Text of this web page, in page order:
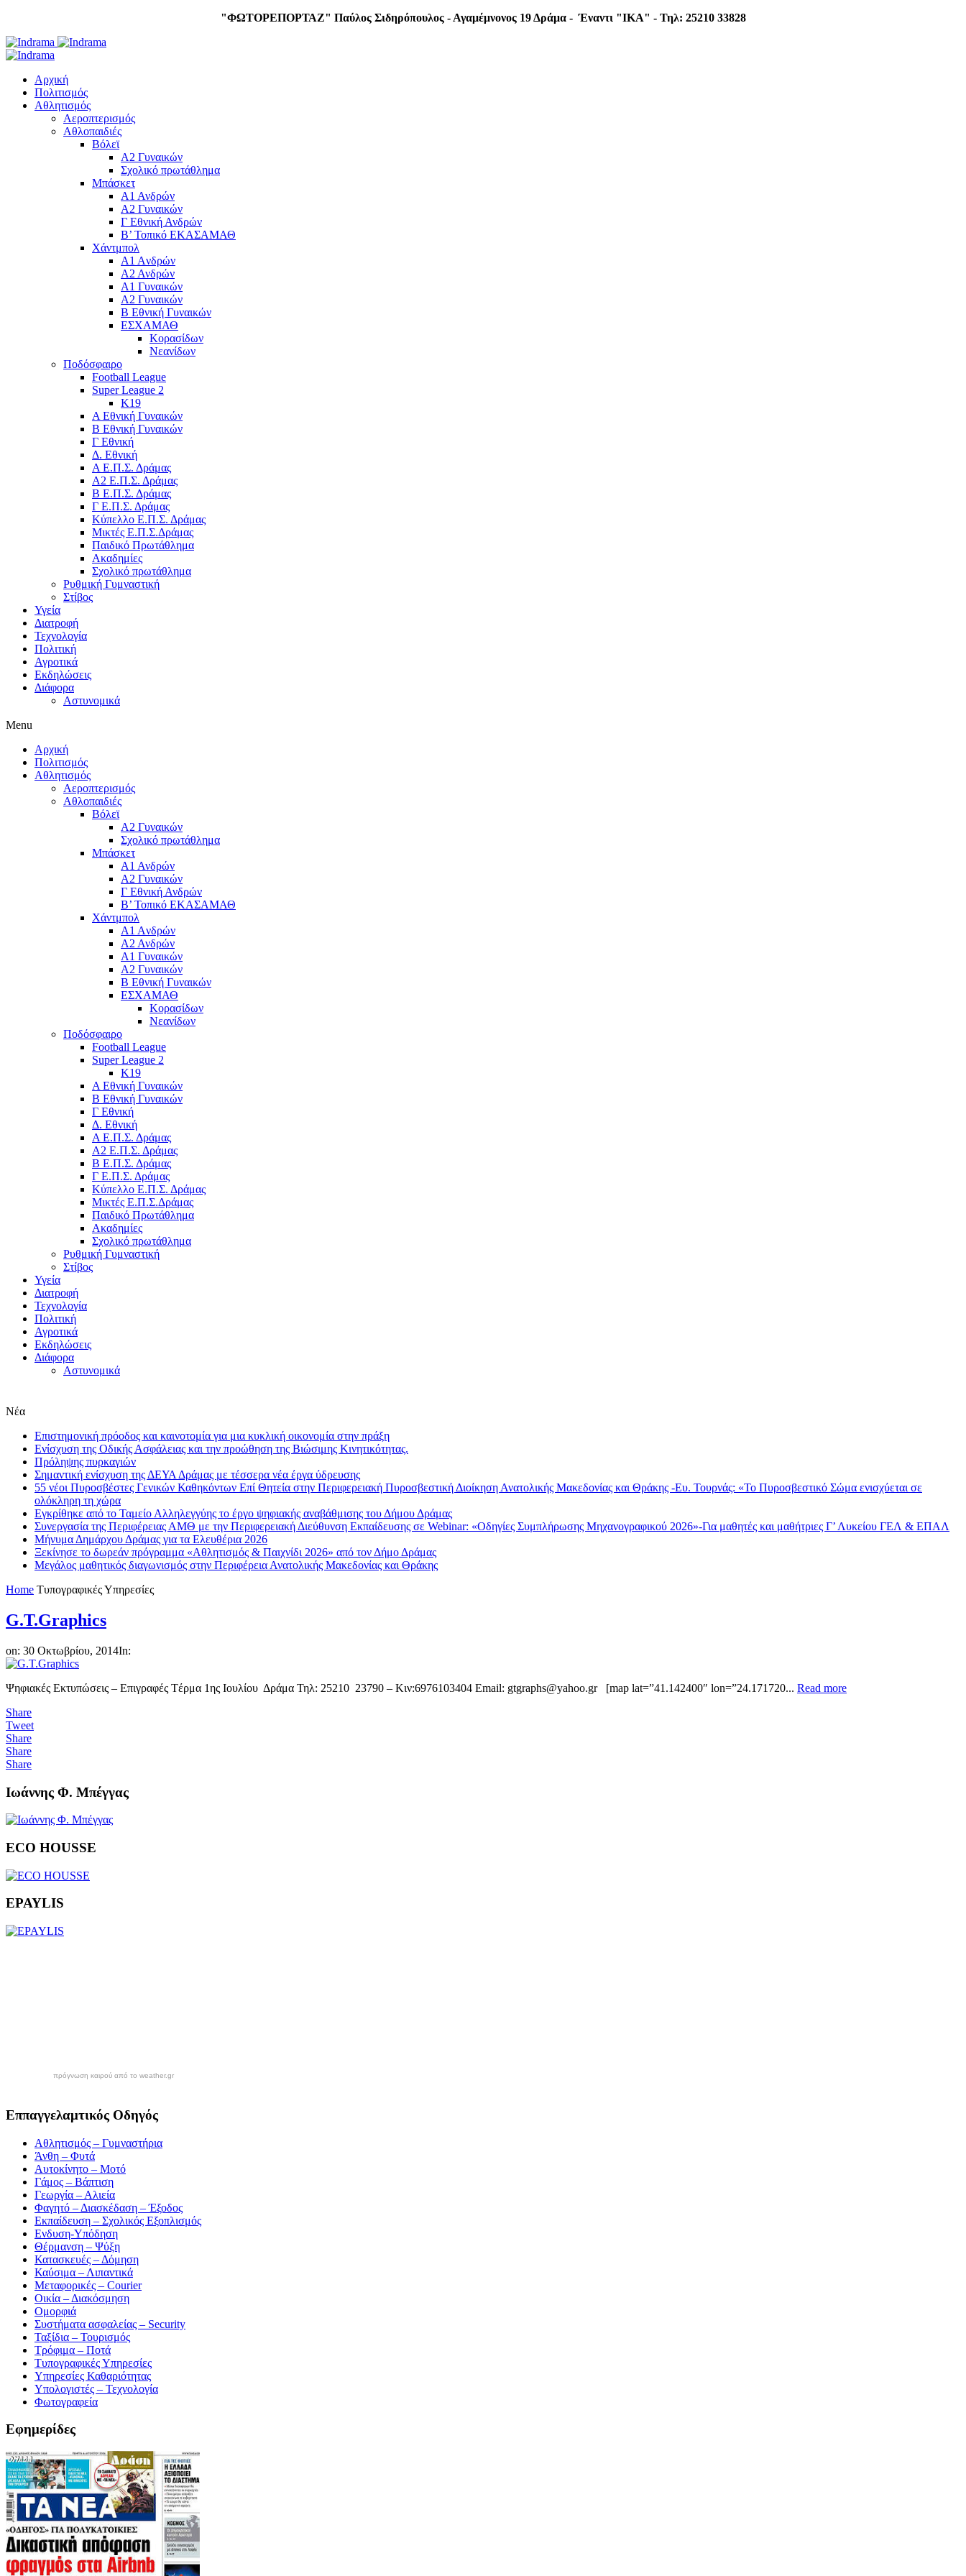
"ΦΩΤΟΡΕΠΟΡΤΑΖ" Παύλος Σιδηρόπουλος - Αγαμέμνονος 19 Δράμα - Έναντι "IKA" - Τηλ: 25210 33828
Αρχική
Πολιτισμός
Αθλητισμός
Αεροπτερισμός
Αθλοπαιδιές
Βόλεϊ
Α2 Γυναικών
Σχολικό πρωτάθλημα
Μπάσκετ
Α1 Ανδρών
Α2 Γυναικών
Γ Εθνική Ανδρών
Β’ Τοπικό ΕΚΑΣΑΜΑΘ
Χάντμπολ
A1 Aνδρών
Α2 Ανδρών
Α1 Γυναικών
Α2 Γυναικών
Β Εθνική Γυναικών
ΕΣΧΑΜΑΘ
Κορασίδων
Νεανίδων
Ποδόσφαιρο
Football League
Super League 2
Κ19
A Εθνική Γυναικών
Β Εθνική Γυναικών
Γ Εθνική
Δ. Εθνική
Α Ε.Π.Σ. Δράμας
Α2 Ε.Π.Σ. Δράμας
Β Ε.Π.Σ. Δράμας
Γ Ε.Π.Σ. Δράμας
Κύπελλο Ε.Π.Σ. Δράμας
Μικτές Ε.Π.Σ.Δράμας
Παιδικό Πρωτάθλημα
Ακαδημίες
Σχολικό πρωτάθλημα
Ρυθμική Γυμναστική
Στίβος
Υγεία
Διατροφή
Τεχνολογία
Πολιτική
Αγροτικά
Εκδηλώσεις
Διάφορα
Αστυνομικά
Menu
Αρχική
Πολιτισμός
Αθλητισμός
Αεροπτερισμός
Αθλοπαιδιές
Βόλεϊ
Α2 Γυναικών
Σχολικό πρωτάθλημα
Μπάσκετ
Α1 Ανδρών
Α2 Γυναικών
Γ Εθνική Ανδρών
Β’ Τοπικό ΕΚΑΣΑΜΑΘ
Χάντμπολ
A1 Aνδρών
Α2 Ανδρών
Α1 Γυναικών
Α2 Γυναικών
Β Εθνική Γυναικών
ΕΣΧΑΜΑΘ
Κορασίδων
Νεανίδων
Ποδόσφαιρο
Football League
Super League 2
Κ19
A Εθνική Γυναικών
Β Εθνική Γυναικών
Γ Εθνική
Δ. Εθνική
Α Ε.Π.Σ. Δράμας
Α2 Ε.Π.Σ. Δράμας
Β Ε.Π.Σ. Δράμας
Γ Ε.Π.Σ. Δράμας
Κύπελλο Ε.Π.Σ. Δράμας
Μικτές Ε.Π.Σ.Δράμας
Παιδικό Πρωτάθλημα
Ακαδημίες
Σχολικό πρωτάθλημα
Ρυθμική Γυμναστική
Στίβος
Υγεία
Διατροφή
Τεχνολογία
Πολιτική
Αγροτικά
Εκδηλώσεις
Διάφορα
Αστυνομικά
Νέα
Επιστημονική πρόοδος και καινοτομία για μια κυκλική οικονομία στην πράξη
Eνίσχυση της Οδικής Ασφάλειας και την προώθηση της Βιώσιμης Κινητικότητας.
Πρόληψης πυρκαγιών
Σημαντική ενίσχυση της ΔΕΥΑ Δράμας με τέσσερα νέα έργα ύδρευσης
55 νέοι Πυροσβέστες Γενικών Καθηκόντων Επί Θητεία στην Περιφερειακή Πυροσβεστική Διοίκηση Ανατολικής Μακεδονίας και Θράκης -Ευ. Τουρνάς: «Το Πυροσβεστικό Σώμα ενισχύεται σε
ολόκληρη τη χώρα
Εγκρίθηκε από το Ταμείο Αλληλεγγύης το έργο ψηφιακής αναβάθμισης του Δήμου Δράμας
Συνεργασία της Περιφέρειας ΑΜΘ με την Περιφερειακή Διεύθυνση Εκπαίδευσης σε Webinar: «Οδηγίες Συμπλήρωσης Μηχανογραφικού 2026»-Για μαθητές και μαθήτριες Γ’ Λυκείου ΓΕΛ & ΕΠΑΛ
Μήνυμα Δημάρχου Δράμας για τα Ελευθέρια 2026
Ξεκίνησε το δωρεάν πρόγραμμα «Αθλητισμός & Παιχνίδι 2026» από τον Δήμο Δράμας
Μεγάλος μαθητικός διαγωνισμός στην Περιφέρεια Ανατολικής Μακεδονίας και Θράκης
Home Τυπογραφικές Υπηρεσίες
G.T.Graphics
on: 30 Οκτωβρίου, 2014In:
Ψηφιακές Εκτυπώσεις – Επιγραφές Tέρμα 1ης Ιουλίου Δράμα Τηλ: 25210 23790 – Κιν:6976103404 Εmail: gtgraphs@yahoo.gr [map lat=”41.142400″ lon=”24.171720... Read more
Share
Tweet
Share
Share
Share
Ιωάννης Φ. Μπέγγας
ECO HOUSSE
EPAYLIS
πρόγνωση καιρού από το weather.gr
Εππαγγελαμτικός Οδηγός
Αθλητισμός – Γυμναστήρια
Άνθη – Φυτά
Αυτοκίνητο – Μοτό
Γάμος – Βάπτιση
Γεωργία – Αλιεία
Φαγητό – Διασκέδαση – Έξοδος
Εκπαίδευση – Σχολικός Eξοπλισμός
Ενδυση-Υπόδηση
Θέρμανση – Ψύξη
Κατασκευές – Δόμηση
Καύσιμα – Λιπαντικά
Μεταφορικές – Courier
Οικία – Διακόσμηση
Ομορφιά
Συστήματα ασφαλείας – Security
Ταξίδια – Τουρισμός
Τρόφιμα – Ποτά
Τυπογραφικές Υπηρεσίες
Υπηρεσίες Καθαριότητας
Υπολογιστές – Τεχνολογία
Φωτογραφεία
Εφημερίδες